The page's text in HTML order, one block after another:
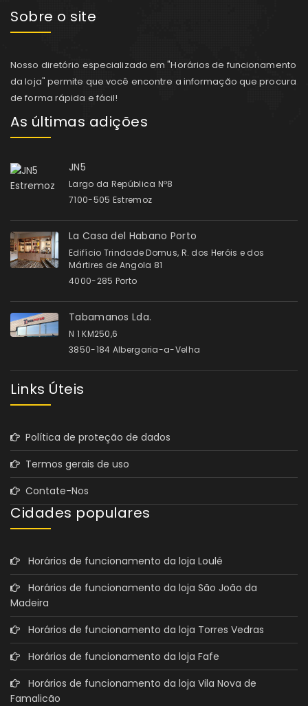
Sobre o site
Nosso diretório especializado em "Horários de funcionamento
da loja" permite que você encontre a informação que procura
de forma rápida e fácil!
As últimas adições
JN5
Largo da República Nº8
7100-505 Estremoz
La Casa del Habano Porto
Edifício Trindade Domus, R. dos Heróis e dos
Mártires de Angola 81
4000-285 Porto
Tabamanos Lda.
N 1 KM250,6
3850-184 Albergaria-a-Velha
Links Úteis
Política de proteção de dados
Termos gerais de uso
Contate-Nos
Cidades populares
Horários de funcionamento da loja Loulé
Horários de funcionamento da loja São João da
Madeira
Horários de funcionamento da loja Torres Vedras
Horários de funcionamento da loja Fafe
Horários de funcionamento da loja Vila Nova de
Famalicão